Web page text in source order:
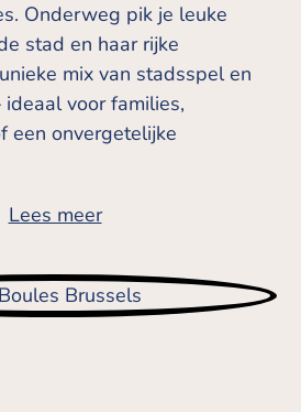
Onderweg pik je leuke
stad en haar rijke
mix van stadsspel en
voor families,
een onvergetelijke
Lees meer